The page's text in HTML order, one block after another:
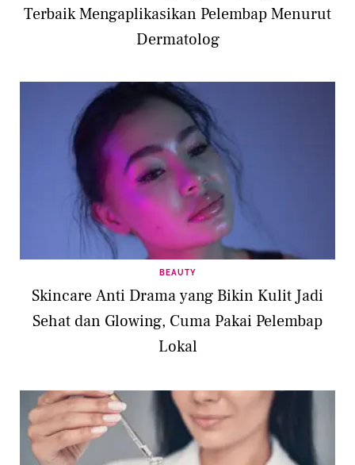
Terbaik Mengaplikasikan Pelembap Menurut
Dermatolog
BEAUTY
Skincare Anti Drama yang Bikin Kulit Jadi
Sehat dan Glowing, Cuma Pakai Pelembap
Lokal